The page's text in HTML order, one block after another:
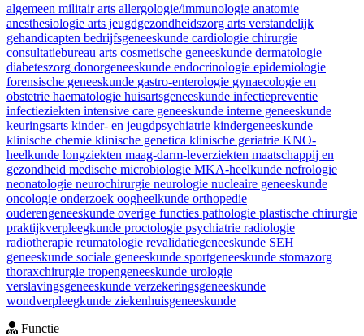
algemeen militair arts allergologie/immunologie anatomie
anesthesiologie arts jeugdgezondheidszorg arts verstandelijk
gehandicapten bedrijfsgeneeskunde cardiologie chirurgie
consultatiebureau arts cosmetische geneeskunde dermatologie
diabeteszorg donorgeneeskunde endocrinologie epidemiologie
forensische geneeskunde gastro-enterologie gynaecologie en
obstetrie haematologie huisartsgeneeskunde infectiepreventie
infectieziekten intensive care geneeskunde interne geneeskunde
keuringsarts kinder- en jeugdpsychiatrie kindergeneeskunde
klinische chemie klinische genetica klinische geriatrie KNO-
heelkunde longziekten maag-darm-leverziekten maatschappij en
gezondheid medische microbiologie MKA-heelkunde nefrologie
neonatologie neurochirurgie neurologie nucleaire geneeskunde
oncologie onderzoek oogheelkunde orthopedie
ouderengeneeskunde overige functies pathologie plastische chirurgie
praktijkverpleegkunde proctologie psychiatrie radiologie
radiotherapie reumatologie revalidatiegeneeskunde SEH
geneeskunde sociale geneeskunde sportgeneeskunde stomazorg
thoraxchirurgie tropengeneeskunde urologie
verslavingsgeneeskunde verzekeringsgeneeskunde
wondverpleegkunde ziekenhuisgeneeskunde
Functie